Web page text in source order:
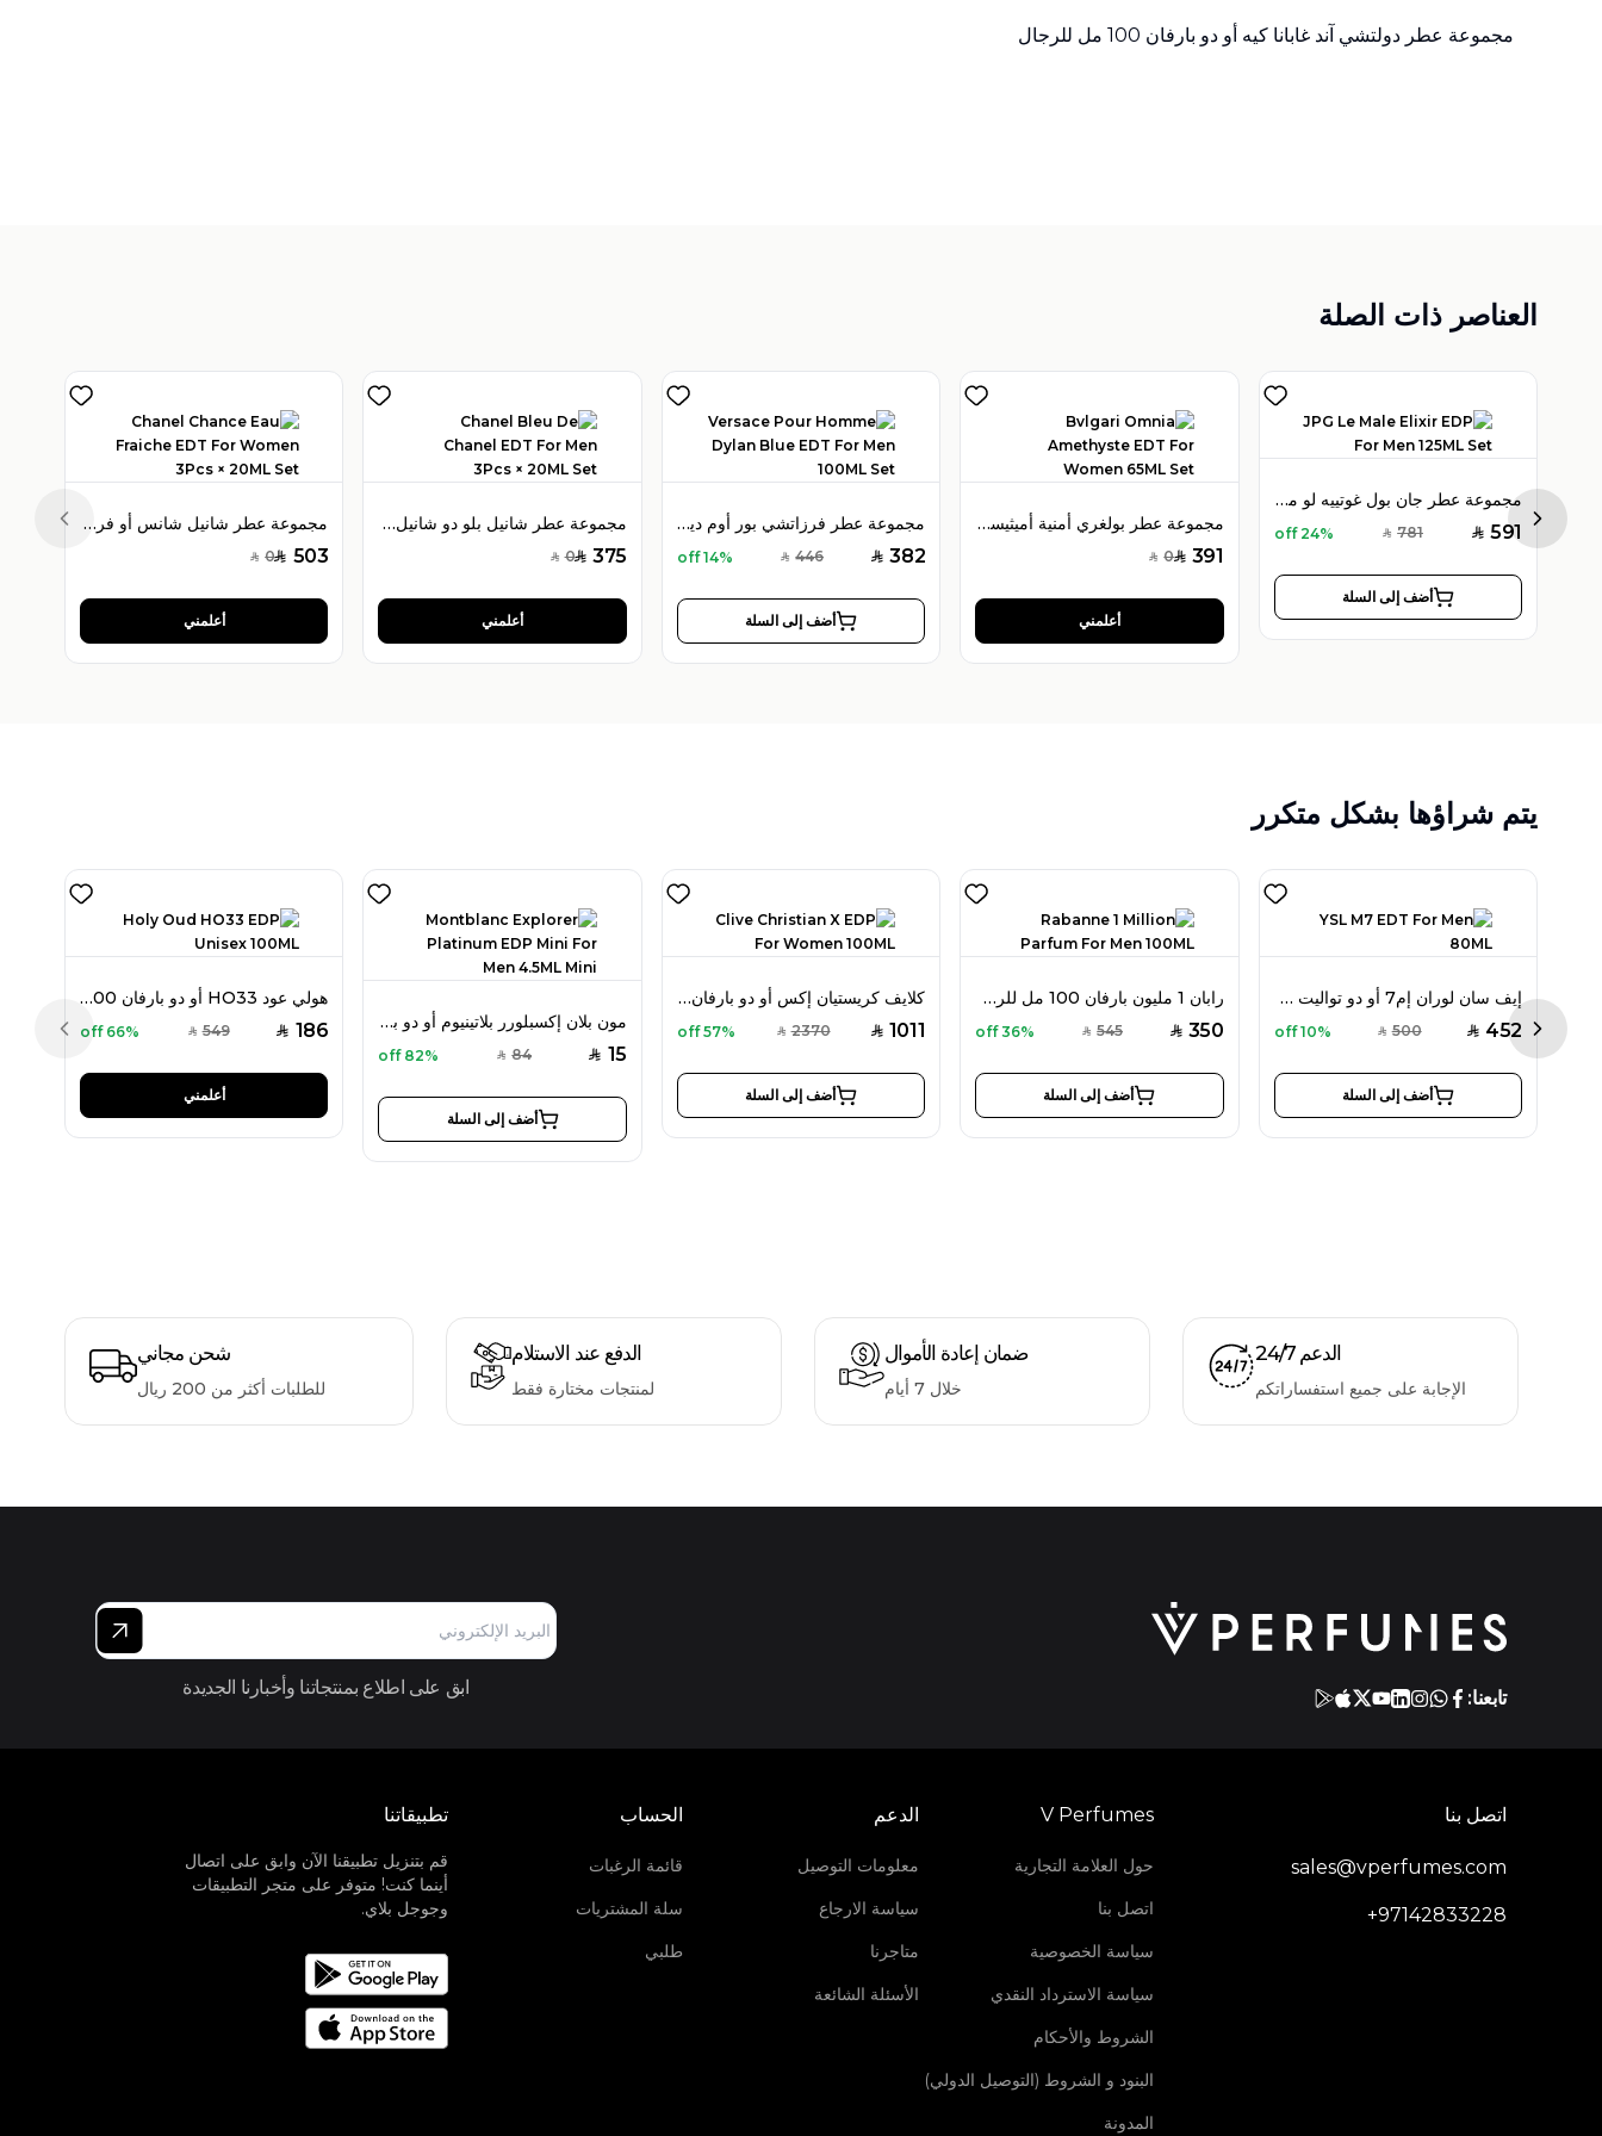
مجموعة عطر دولتشي آند غابانا كيه أو دو بارفان 100 مل للرجال
العناصر ذات الصلة
مجموعة عطر شانيل شانس أو فريش أو دو تواليت 3 قطع × 20 مل للنساء
SAR 503
SAR 0
أعلمني
مجموعة عطر شانيل بلو دو شانيل أو دو تواليت 3 قطع × 20 مل للرجال
SAR 375
SAR 0
أعلمني
مجموعة عطر فرزاتشي بور أوم ديلان بلو أو دو تواليت 100 مل للرجال
SAR 382
SAR 446
14% off
أضف إلى السلة
مجموعة عطر بولغري أمنية أميثيست أو دو تواليت 65 مل للنساء
SAR 391
SAR 0
أعلمني
مجموعة عطر جان بول غوتييه لو ميل إكسير أو دو بارفان 125 مل للرجال
SAR 591
SAR 781
24% off
أضف إلى السلة
Previous slide Next
يتم شراؤها بشكل متكرر
هولي عود HO33 أو دو بارفان 100 مل للجنسين
SAR 186
SAR 549
66% off
أعلمني
مون بلان إكسبلورر بلاتينيوم أو دو بارفان ميني 4.5 مل للرجال
SAR 15
SAR 84
82% off
أضف إلى السلة
كلايف كريستيان إكس أو دو بارفان 100 مل للنساء
SAR 1011
SAR 2370
57% off
أضف إلى السلة
رابان 1 مليون بارفان 100 مل للرجال
SAR 350
SAR 545
36% off
أضف إلى السلة
إيف سان لوران إم7 أو دو تواليت 80 مل للرجال
SAR 452
SAR 500
10% off
أضف إلى السلة
Previous slide Next
شحن مجاني
للطلبات أكثر من 200 ريال
الدفع عند الاستلام
لمنتجات مختارة فقط
ضمان إعادة الأموال
خلال 7 أيام
الدعم 24/7
الإجابة على جميع استفساراتكم
تابعنا: ابق على اطلاع بمنتجاتنا وأخبارنا الجديدة
اتصل بنا
sales@vperfumes.com
+97142833228
V Perfumes
حول العلامة التجارية
اتصل بنا
سياسة الخصوصية
سياسة الاسترداد النقدي
الشروط والأحكام
البنود و الشروط (التوصيل الدولي)
المدونة
الدعم
معلومات التوصيل
سياسة الارجاع
متاجرنا
الأسئلة الشائعة
الحساب
قائمة الرغبات
سلة المشتريات
طلبي
تطبيقاتنا
قم بتنزيل تطبيقنا الآن وابق على اتصال
أينما كنت! متوفر على متجر التطبيقات
وجوجل بلاي.